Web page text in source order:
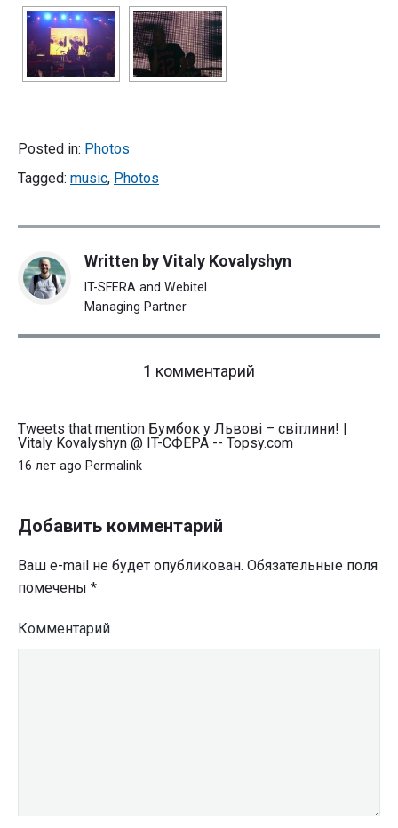
Posted in: Photos
Tagged: music, Photos
Written byVitaly Kovalyshyn
IT-SFERA and Webitel
Managing Partner
1 комментарий
Львові
—
Tweets that mention Бумбок у Львові – світлини! |
Vitaly Kovalyshyn @ IT-СФЕРА -- Topsy.com
16 лет ago Permalink
Добавить комментарий
Ваш e-mail не будет опубликован. Обязательные поля
помечены *
Комментарий